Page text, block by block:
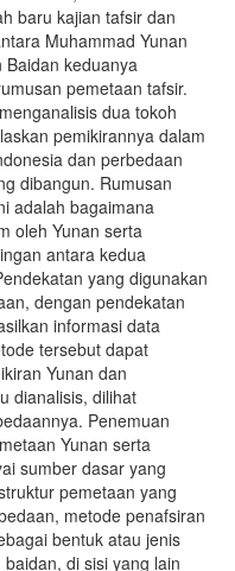
baru kajian tafsir dan
Muhammad Yunan
Baidan keduanya
pemetaan tafsir.
dua tokoh
pemikirannya dalam
dan perbedaan
dibangun. Rumusan
adalah bagaimana
oleh Yunan serta
antara kedua
yang digunakan
dengan pendekatan
informasi data
tersebut dapat
Yunan dan
dianalisis, dilihat
Penemuan
Yunan serta
sumber dasar yang
pemetaan yang
metode penafsiran
bentuk atau jenis
di sisi yang lain